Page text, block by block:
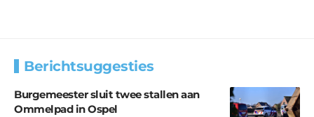
Berichtsuggesties
Burgemeester sluit twee stallen aan
Ommelpad in Ospel